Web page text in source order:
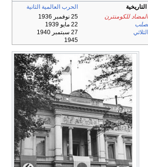
التاريخية
الحرب العالمية الثانية
للكومنترن
25 نوفمبر 1936
22 مايو 1939
27 سبتمبر 1940
1945